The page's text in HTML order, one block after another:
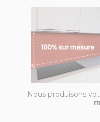
Nous produisons